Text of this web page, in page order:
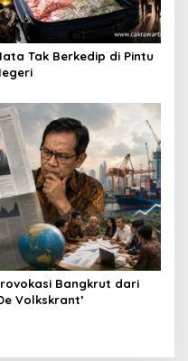
Tak Berkedip di Pintu
Bangkrut dari
Volkskrant’